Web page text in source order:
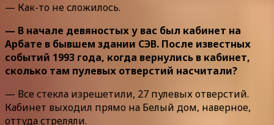
— Как-то не сложилось.
— В начале девяностых у вас был кабинет на
Арбате в бывшем здании СЭВ. После известных
событий 1993 года, когда вернулись в кабинет,
сколько там пулевых отверстий насчитали?
— Все стекла изрешетили, 27 пулевых отверстий.
Кабинет выходил прямо на Белый дом, наверное,
оттуда стреляли.